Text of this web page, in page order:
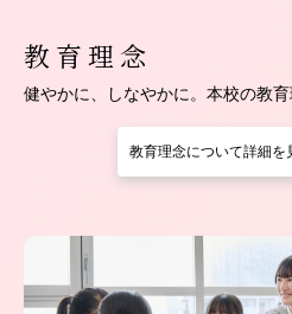
教育理念
健やかに、しなやかに。本校の教育
教育理念について詳細を